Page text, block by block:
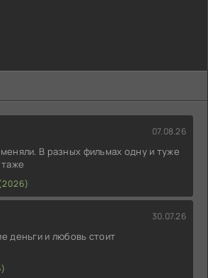
07.08.26
В разных фильмах одну и туже
30.07.26
деньги и любовь стоит